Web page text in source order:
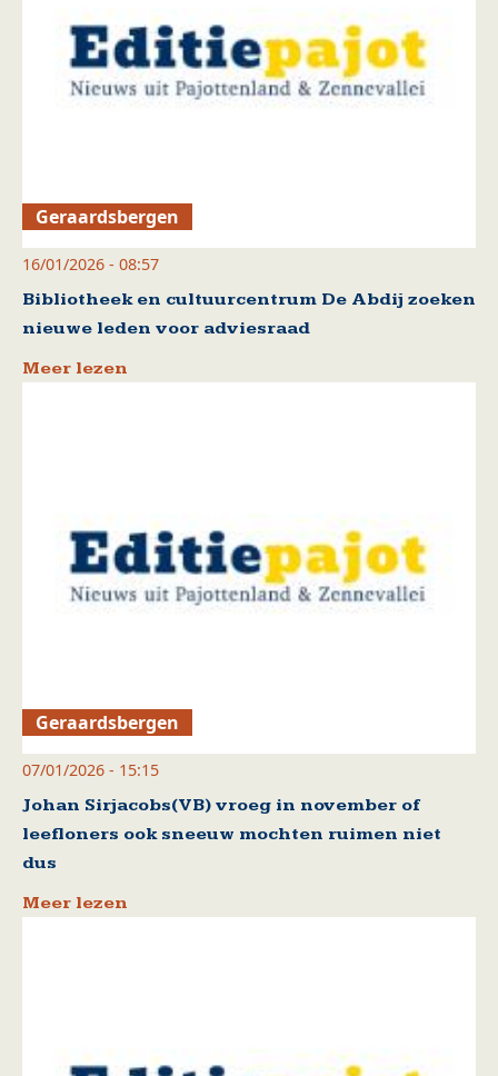
Geraardsbergen
16/01/2026 - 08:57
Bibliotheek en cultuurcentrum De Abdij zoeken
nieuwe leden voor adviesraad
Meer lezen
Geraardsbergen
07/01/2026 - 15:15
Johan Sirjacobs(VB) vroeg in november of
leefloners ook sneeuw mochten ruimen niet
dus
Meer lezen